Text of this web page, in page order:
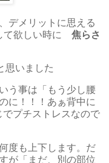
デメリットに思える
て欲しい時に 焦らさ
思いました
う事は「もう少し腰
に！！！あぁ背中に
プチストレスなので
度も上下します。だ
が「まだ、別の部位